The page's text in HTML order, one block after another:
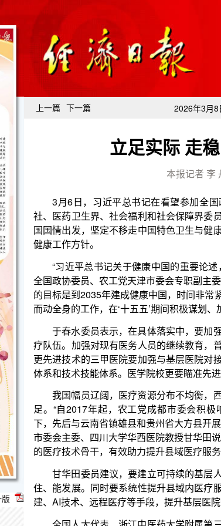
上一篇 下一篇 2026年3月8
立足实际 走
本报记者 李
3月6日，习近平总书记在看望参加全国政协十四届四次会议
药卫生界、社会福利和社会保障界委员时指出，建设健康中
出发，坚定不移走中国特色卫生与健康发展道路，坚定不
作方针。
“习近平总书记关于健康中国的重要论述，为我们医务工作
协委员、农工党天津市委会专职副主委、天津医科大学副校
是到2035年建成健康中国，时间非常紧迫。要紧紧抓住那
身的工作，在‘十五五’期间积极谋划、加紧推动，争取取得
于春水委员表示，在具体落实中，要加强基层医疗卫生服务
。加强对现有医务人员的继续教育，普及新的医学知识、
技术的三甲医院要加强与基层医院对接，不同级别医院也
技术技能体系。医学院校更要瞄准先进技术，培养适应时
我国幅员辽阔，医疗资源分布不均衡，西部地区和基层医疗
“自2017年起，农工党成都市委会积极响应农工党中央号
先后与云南省镇雄县和贵州省大方县开展结对帮扶。”全国政
主委、四川大学华西医院教授甘华田说，“多年耕耘，为当
疗技术骨干，有效助力提升县域医疗服务能力。”
甘华田委员建议，要建立可持续的基层人才培养机制，真正
发展。同时要系统性提升县域内医疗服务同质化水平，特
技术、远程医疗等手段，提升基层医院诊疗水平。
全国人大代表、浙江中医药大学附属第三医院院长助理、九三
陈玮表示，习近平总书记的重要论述，立足中国实际，为
。
陈玮代表表示，新时代卫生与健康工作方针提出的“预防为主